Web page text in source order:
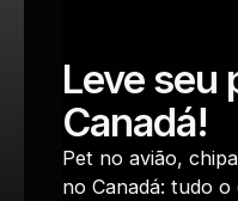
Leve seu
Canadá!
Pet no avião,
no Canadá: tudo